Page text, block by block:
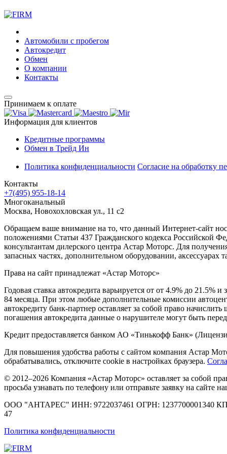
Автомобили с пробегом
Автокредит
Обмен
О компании
Контакты
Принимаем к оплате
Информация для клиентов
Кредитные программы
Обмен в Трейд Ин
Политика конфиденциальности Согласие на обработку
Контакты
+7(495) 955-18-14
Многоканальный
Москва, Новохохловская ул., 11 с2
Обращаем ваше внимание на то, что данный Интернет-сайт
положениями Статьи 437 Гражданского кодекса Российской
консультантам дилерского центра Астар Моторс. Для
запасных частях, дополнительном оборудовании,
Права на сайт принадлежат «Астар Моторс»
Годовая ставка автокредита варьируется от от 4.9% до
84 месяца. При этом любые дополнительные комиссии
автокредиту банк-партнер оставляет за собой право
погашения автокредита данные о нарушителе могут быть
Кредит предоставляется банком АО «Тинькофф Банк»
Для повышения удобства работы с сайтом компания Астар
обрабатывались, отключите cookie в настройках браузера.
© 2012–2026 Компания «Астар Моторс» оставляет за собой
просьба узнавать по телефону или отправьте заявку на
ООО "АНТАРЕС" ИНН: 9722037461 ОГРН: 1237700001340 КПП:
47
Политика конфиденциальности